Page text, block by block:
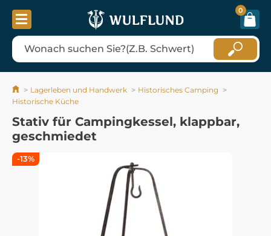
0
Lagerleben und Handwerk
Historisches Camping
Historische Küche
Stativ für Campingkessel, klappbar,
geschmiedet
-13%